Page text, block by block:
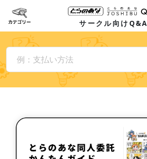
サークル向けQ&A